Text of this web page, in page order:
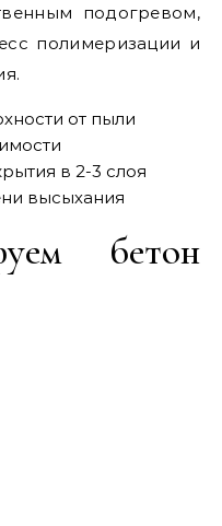
подогревом,
полимеризации и
от пыли
в 2-3 слоя
высыхания
бетон